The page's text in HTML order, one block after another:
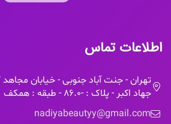
اطلاعات تماس
تهران - جنت آباد جنوبی - خیابان مجاهد
جهاد اکبر - پلاک : -86.0 - طبقه : همکف
nadiyabeautyy@gmail.com